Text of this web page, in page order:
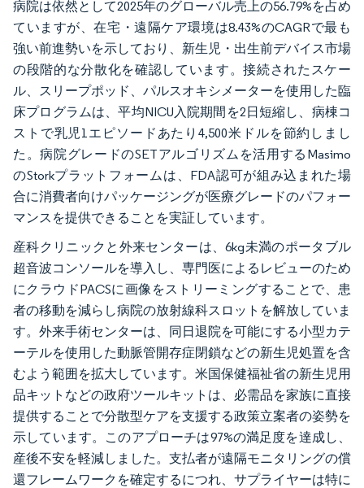
病院は依然として2025年のグローバル売上の56.79%を占め
ていますが、在宅・遠隔ケア環境は8.43%のCAGRで最も
強い前進勢いを示しており、新生児・出生前デバイス市場
の段階的な分散化を確認しています。接続されたスケー
ル、スリープポッド、パルスオキシメーターを使用した臨
床プログラムは、平均NICU入院期間を2日短縮し、病棟コ
ストで乳児1エピソードあたり4,500米ドルを節約しまし
た。病院グレードのSETアルゴリズムを活用するMasimo
のStorkプラットフォームは、FDA認可が組み込まれた場
合に消費者向けパッケージングが医療グレードのパフォー
マンスを提供できることを実証しています。
産科クリニックと外来センターは、6kg未満のポータブル
超音波コンソールを導入し、専門医によるレビューのため
にクラウドPACSに画像をストリーミングすることで、患
者の移動を減らし病院の放射線科スロットを解放していま
す。外来手術センターは、同日退院を可能にする小型カテ
ーテルを使用した動脈管開存症閉鎖などの新生児処置を含
むよう範囲を拡大しています。米国保健福祉省の新生児用
品キットなどの政府ツールキットは、必需品を家族に直接
提供することで分散型ケアを支援する政策立案者の姿勢を
示しています。このアプローチは97%の満足度を達成し、
産後不安を軽減しました。支払者が遠隔モニタリングの償
還フレームワークを確定するにつれ、サプライヤーは特に